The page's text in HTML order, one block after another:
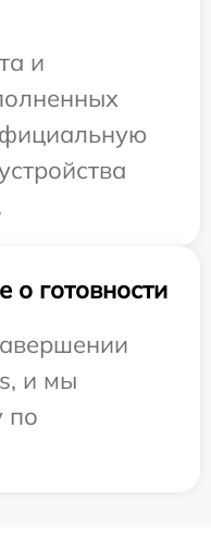
и
готовности
и мы
по